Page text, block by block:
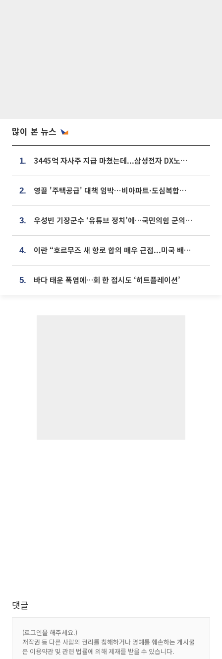
많이 본 뉴스
1. 3445억 자사주 지급 마쳤는데...삼성전자 DX노조, 뒤늦은 '떼쓰기 집회'
2. 영끌 '주택공급' 대책 임박⋯비아파트·도심복합까지 총동원
3. 우성빈 기장군수 ‘유튜브 정치’에…국민의힘 군의원들 집단 반발
4. 이란 “호르무즈 새 항로 합의 매우 근접...미국 배상 먼저”
5. 바다 태운 폭염에…회 한 접시도 ‘히트플레이션’
댓글